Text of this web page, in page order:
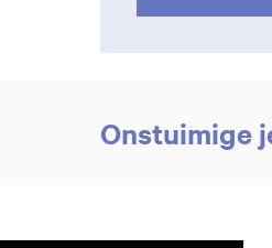
Onstuimige